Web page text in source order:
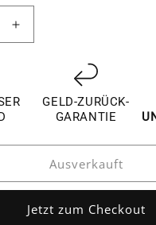
Erhöhe
die
Mazda
Schaltknauf
Schalthebel
Abdeckung
GELD-ZURÜCK-
GARANTIE
Ausverkauft
Jetzt zum Checkout